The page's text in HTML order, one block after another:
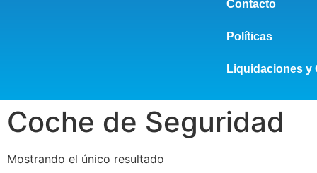
Contacto
Políticas
Liquidaciones y
Coche de Seguridad
Mostrando el único resultado